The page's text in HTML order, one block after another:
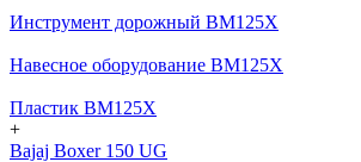
Инструмент дорожный BM125X
Навесное оборудование BM125X
Пластик BM125X
+
Bajaj Boxer 150 UG